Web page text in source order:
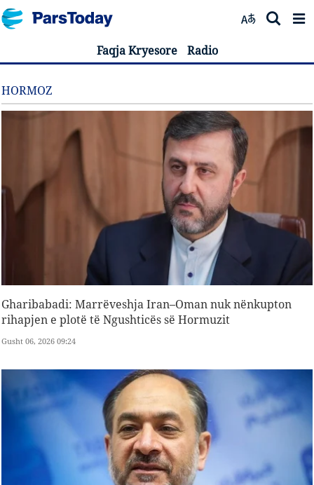
Faqja Kryesore Radio
HORMOZ
Gharibabadi: Marrëveshja Iran–Oman nuk nënkupton
rihapjen e plotë të Ngushticës së Hormuzit
Gusht 06, 2026 09:24